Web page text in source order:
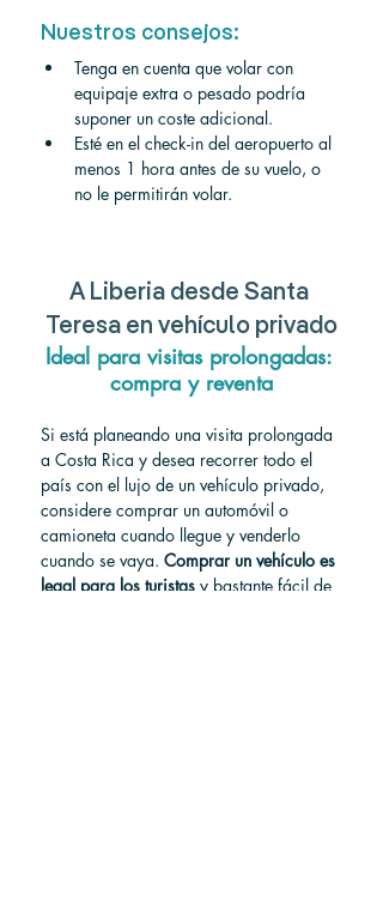
Nuestros consejos:
Tenga en cuenta que volar con
equipaje extra o pesado podría
suponer un coste adicional.
Esté en el check-in del aeropuerto al
menos 1 hora antes de su vuelo, o
no le permitirán volar.
A Liberia desde Santa
Teresa en vehículo privado
Ideal para visitas prolongadas:
compra y reventa
Si está planeando una visita prolongada
a Costa Rica y desea recorrer todo el
país con el lujo de un vehículo privado,
considere comprar un automóvil o
camioneta cuando llegue y venderlo
cuando se vaya. Comprar un vehículo es
legal para los turistas y bastante fácil de